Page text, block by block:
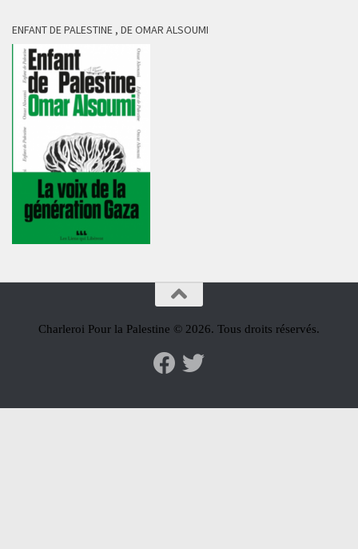
ENFANT DE PALESTINE , DE OMAR ALSOUMI
Charleroi Pour la Palestine © 2026. Tous droits réservés.